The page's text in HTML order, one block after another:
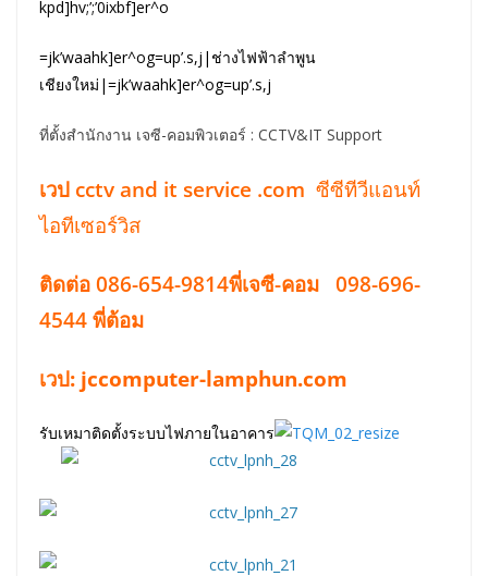
kpd]hv;’;’0ixbf]er^o
=jk’waahk]er^og=up’.s,j|ช่างไฟฟ้าลำพูน
เชียงใหม่|=jk’waahk]er^og=up’.s,j
ที่ตั้งสำนักงาน เจซี-คอมพิวเตอร์ : CCTV&IT Support
เวป cctv and it service .com ซีซีทีวีแอนท์
ไอทีเซอร์วิส
ติดต่อ 086-654-9814พี่เจซี-คอม 098-696-
4544 พี่ต้อม
เวป: jccomputer-lamphun.com
รับเหมาติดตั้งระบบไฟภายในอาคาร